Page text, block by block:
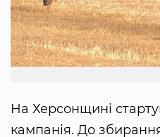
На Херсонщині
кампанія. До